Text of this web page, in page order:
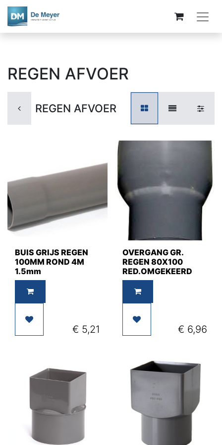
REGEN AFVOER
REGEN AFVOER
BUIS GRIJS REGEN
100MM ROND 4M
1.5mm
€ 5,21
OVERGANG GR.
REGEN 80X100
RED.OMGEKEERD
€ 6,96